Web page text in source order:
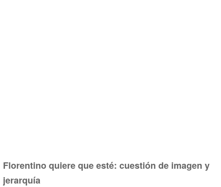
Florentino quiere que esté: cuestión de imagen y
jerarquía